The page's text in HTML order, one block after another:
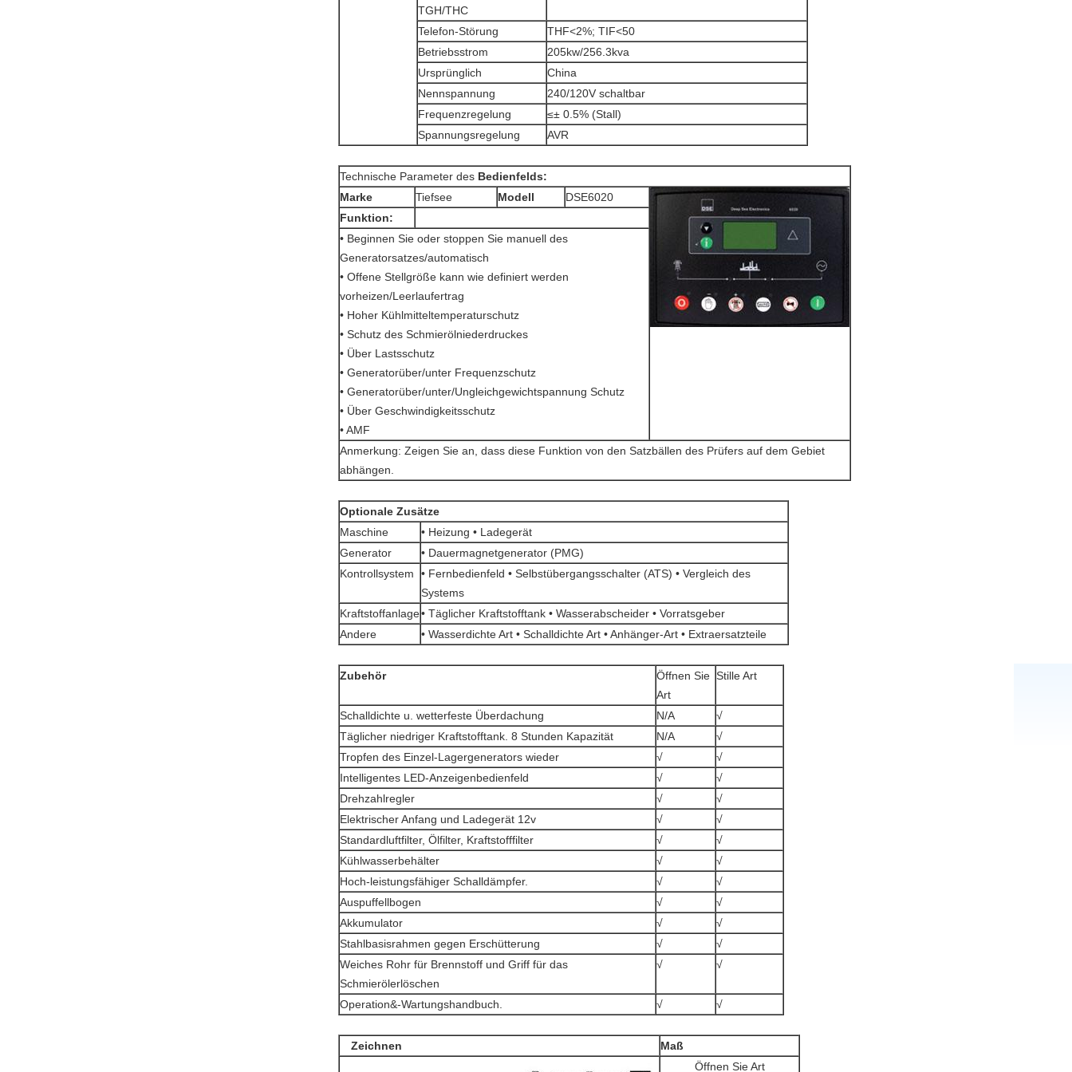
TGH/THC
Telefon-Störung
THF<2%; TIF<50
Betriebsstrom
205kw/256.3kva
Ursprünglich
China
Nennspannung
240/120V schaltbar
Frequenzregelung
≤± 0.5% (Stall)
Spannungsregelung
AVR
Technische Parameter des Bedienfelds:
Marke
Tiefsee Modell
DSE6020
Funktion:
• Beginnen Sie oder stoppen Sie manuell des
Generatorsatzes/automatisch
• Offene Stellgröße kann wie definiert werden
vorheizen/Leerlaufertrag
• Hoher Kühlmitteltemperaturschutz
• Schutz des Schmierölniederdruckes
• Über Lastsschutz
• Generatorüber/unter Frequenzschutz
• Generatorüber/unter/Ungleichgewichtspannung Schutz
• Über Geschwindigkeitsschutz
• AMF
Anmerkung: Zeigen Sie an, dass diese Funktion von den Satzbällen des Prüfers auf dem Gebiet
abhängen.
Optionale Zusätze
Maschine
• Heizung • Ladegerät
Generator
• Dauermagnetgenerator (PMG)
Kontrollsystem
• Fernbedienfeld • Selbstübergangsschalter (ATS) • Vergleich des
Systems
Kraftstoffanlage• Täglicher Kraftstofftank • Wasserabscheider • Vorratsgeber
Andere
• Wasserdichte Art • Schalldichte Art • Anhänger-Art • Extraersatzteile
Zubehör
Öffnen Sie
Art
Stille Art
Schalldichte u. wetterfeste Überdachung N/A
√
Täglicher niedriger Kraftstofftank. 8 Stunden Kapazität
N/A
√
Tropfen des Einzel-Lagergenerators wieder
√
√
Intelligentes LED-Anzeigenbedienfeld
√
√
Drehzahlregler
√
√
Elektrischer Anfang und Ladegerät 12v
√
√
Standardluftfilter, Ölfilter, Kraftstofffilter
√
√
Kühlwasserbehälter
√
√
Hoch-leistungsfähiger Schalldämpfer.
√
√
Auspuffellbogen
√
√
Akkumulator
√
√
Stahlbasisrahmen gegen Erschütterung
√
√
Weiches Rohr für Brennstoff und Griff für das
Schmierölerlöschen
√ √
Operation&-Wartungshandbuch. √ √
Zeichnen
Maß
Öffnen Sie Art